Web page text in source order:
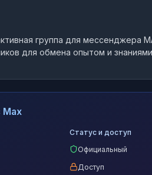
группа для мессенджера
для обмена опытом и
Max
Статус и доступ
Официальный
Доступ